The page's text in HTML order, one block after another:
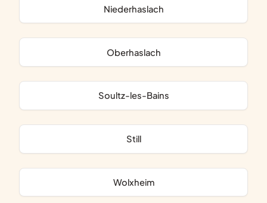
Niederhaslach
Oberhaslach
Soultz-les-Bains
Still
Wolxheim